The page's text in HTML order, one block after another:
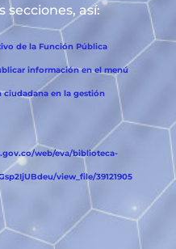
secciones, así:
de la Función Pública
información en el menú
en la gestión
web/eva/biblioteca-
view_file/39121905